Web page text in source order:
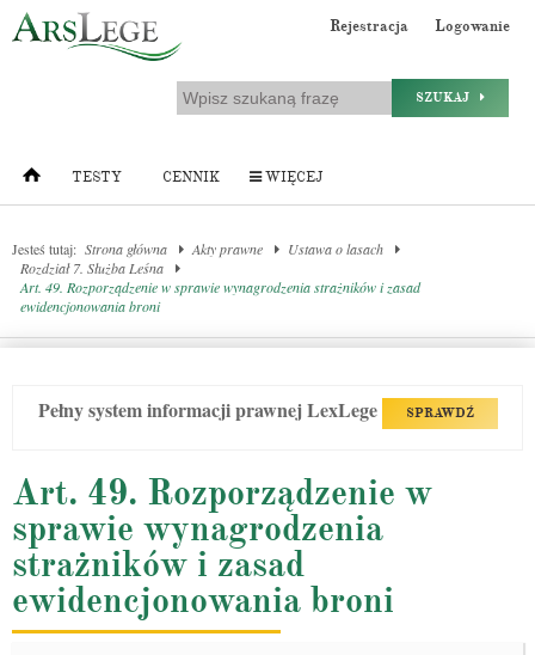
Rejestracja Logowanie
SZUKAJ
TESTY CENNIK WIĘCEJ
Jesteś tutaj: Strona główna Akty prawne
Ustawa o lasach
Rozdział 7. Służba Leśna
Art. 49. Rozporządzenie w sprawie wynagrodzenia strażników i zasad
ewidencjonowania broni
Pełny system informacji prawnej LexLege SPRAWDŹ
Art. 49. Rozporządzenie w
sprawie wynagrodzenia
strażników i zasad
ewidencjonowania broni